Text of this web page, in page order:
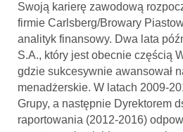
Swoją karierę zawodową
firmie Carlsberg/Browary
analityk finansowy. Dwa lata
S.A., który jest obecnie częścią
gdzie sukcesywnie awansował
menadżerskie. W latach 2009-
Grupy, a następnie Dyrektorem
raportowania (2012-2016)